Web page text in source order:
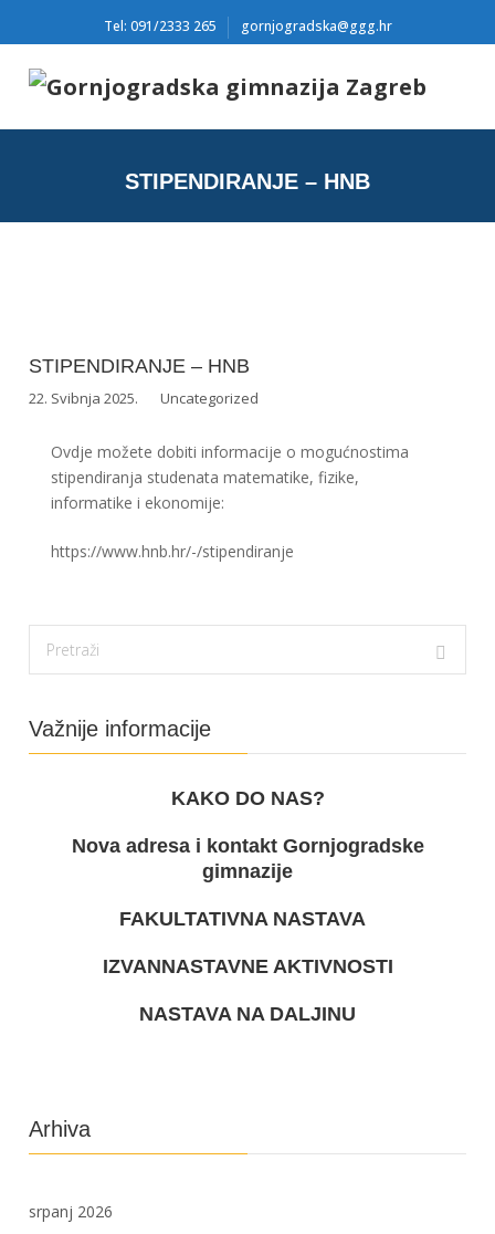
Tel: 091/2333 265 gornjogradska@ggg.hr
STIPENDIRANJE – HNB
STIPENDIRANJE – HNB
22. Svibnja 2025. Uncategorized
Ovdje možete dobiti informacije o mogućnostima
stipendiranja studenata matematike, fizike,
informatike i ekonomije:
https://www.hnb.hr/-/stipendiranje
Važnije informacije
KAKO DO NAS?
Nova adresa i kontakt Gornjogradske
gimnazije
FAKULTATIVNA NASTAVA
IZVANNASTAVNE AKTIVNOSTI
NASTAVA NA DALJINU
Arhiva
srpanj 2026